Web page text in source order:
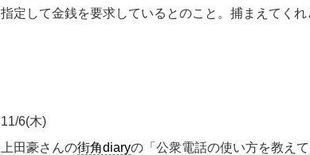
指定して金銭を要求しているとのこと。捕まえてくれ
11/6(木)
上田豪さんの街角diaryの「公衆電話の使い方を教え